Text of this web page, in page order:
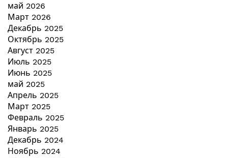
май 2026
Март 2026
Декабрь 2025
Октябрь 2025
Август 2025
Июль 2025
Июнь 2025
май 2025
Апрель 2025
Март 2025
Февраль 2025
Январь 2025
Декабрь 2024
Ноябрь 2024